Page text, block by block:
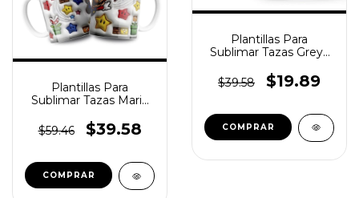
Plantillas Para
Sublimar Tazas Mario
$59.46
$39.58
Plantillas Para
Sublimar Tazas Greys
$39.58
$19.89